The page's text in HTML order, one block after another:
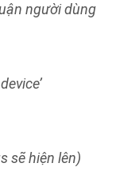
người dùng
sẽ hiện lên)